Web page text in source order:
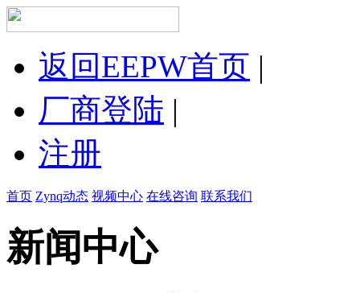
返回EEPW首页 |
厂商登陆 |
注册
首页 Zynq动态 视频中心 在线咨询 联系我们
新闻中心